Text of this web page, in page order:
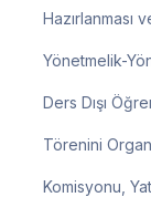
Hazırlanması
Yönetmelik-
Ders Dışı
Törenini
Komisyonu,